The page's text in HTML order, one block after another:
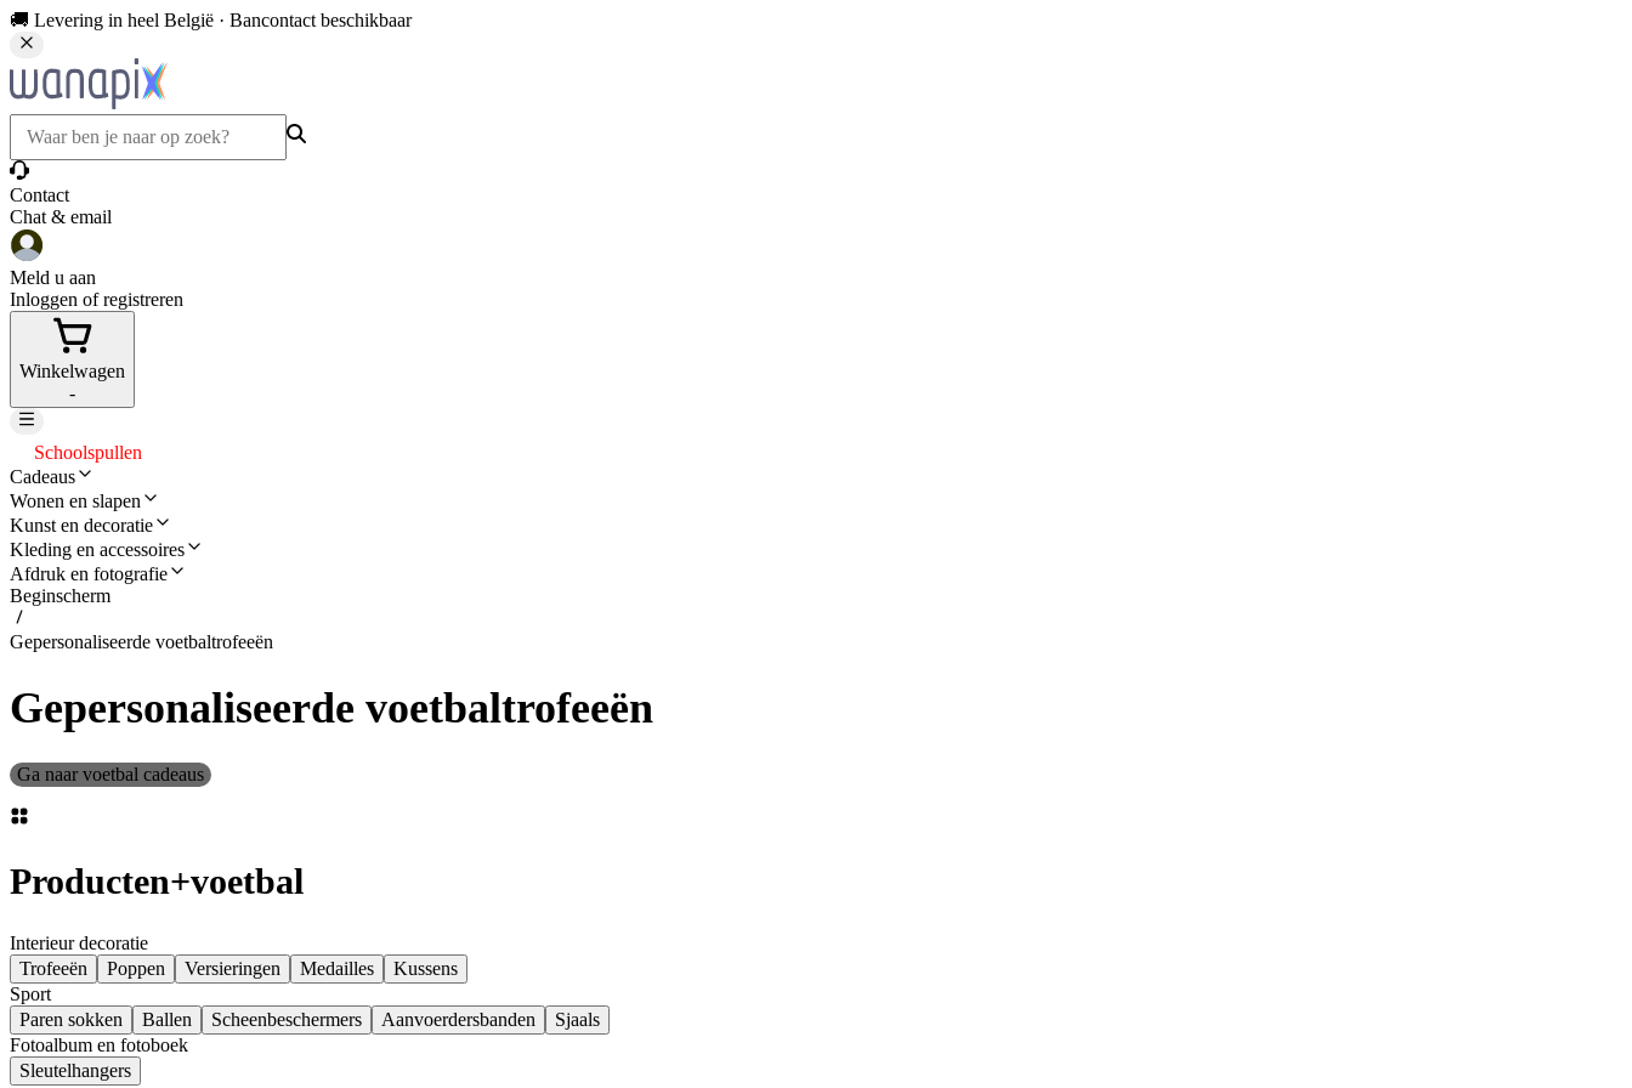
🚚 Levering in heel België · Bancontact beschikbaar
Contact
Chat & email
Meld u aan
Inloggen of registreren
Winkelwagen
-
Schoolspullen
Cadeaus
Wonen en slapen
Kunst en decoratie
Kleding en accessoires
Afdruk en fotografie
Beginscherm
Gepersonaliseerde voetbaltrofeeën
Gepersonaliseerde voetbaltrofeeën
Ga naar voetbal cadeaus
Producten+voetbal
Interieur decoratie
Trofeeën
Poppen Versieringen Medailles
Kussens
Sport
Paren sokken
Ballen Scheenbeschermers Aanvoerdersbanden
Sjaals
Fotoalbum en fotoboek
Sleutelhangers